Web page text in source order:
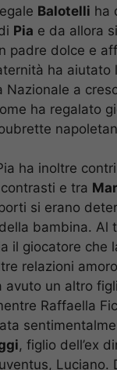
Balotelli ha
Pia e da allora
padre dolce e
ha aiutato
Nazionale a
ha regalato
ha inoltre
e tra
si erano
bambina. Al
il giocatore che
relazioni
avuto un altro
Raffaella
, figlio dell’ex
Luciano.